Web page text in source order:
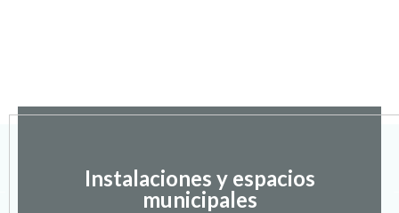
Instalaciones y espacios
municipales